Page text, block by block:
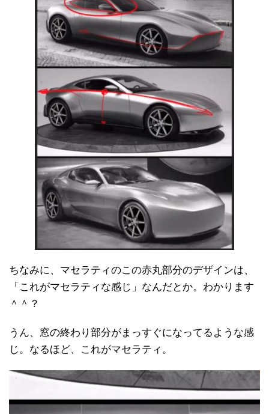
ちなみに、マセラティのこの赤丸部分のデザインは、
「これがマセラティな感じ」なんだとか。わかります
＾＾？
うん、窓の終わり部分がまっすぐになってるような感
じ。なるほど、これがマセラティ。